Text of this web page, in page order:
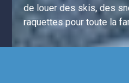
de louer des skis, des
raquettes pour toute la